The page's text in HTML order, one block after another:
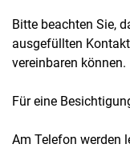
Bitte beachten Sie,
ausgefüllten
vereinbaren können.
Für eine
Am Telefon werden